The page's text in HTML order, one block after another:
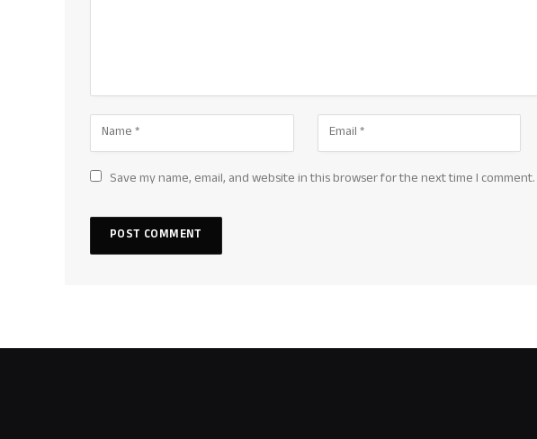
Save my name, email, and website in this browser for the next time I comment.